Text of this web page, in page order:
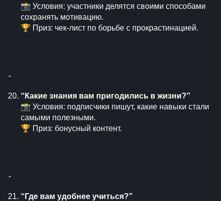
📸 Условия: участники делятся своими способами
сохранять мотивацию.
🏆 Приз: чек-лист по борьбе с прокрастинацией.
⁃
“Какие знания вам пригодились в жизни?”
📸 Условия: подписчики пишут, какие навыки стали
самыми полезными.
🏆 Приз: бонусный контент.
⁃
“Где вам удобнее учиться?”